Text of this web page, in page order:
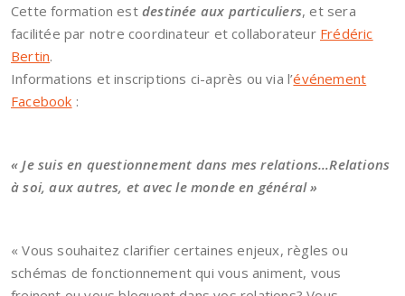
Cette formation est destinée aux particuliers, et sera
facilitée par notre coordinateur et collaborateur Frédéric
Bertin.
Informations et inscriptions ci-après ou via l’événement
Facebook :
« Je suis en questionnement dans mes relations…Relations
à soi, aux autres, et avec le monde en général »
« Vous souhaitez clarifier certaines enjeux, règles ou
schémas de fonctionnement qui vous animent, vous